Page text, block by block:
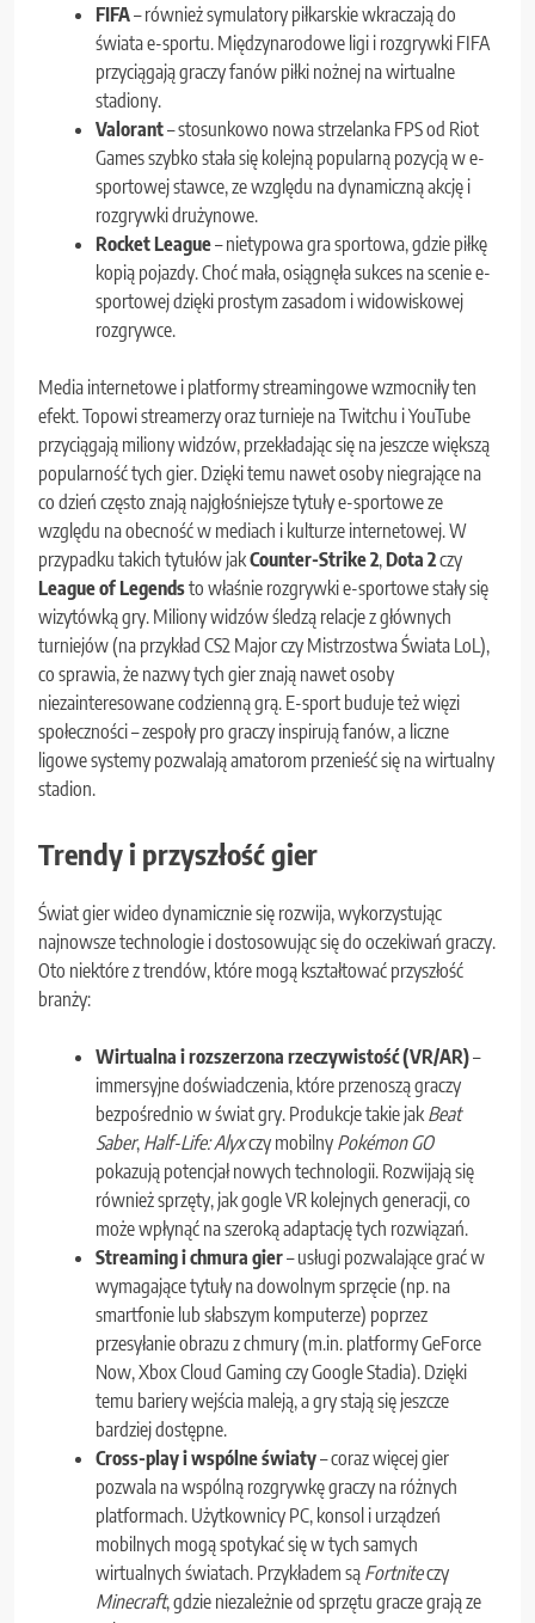
FIFA– również symulatory piłkarskie wkraczają do
świata e-sportu. Międzynarodowe ligi i rozgrywki FIFA
przyciągają graczy fanów piłki nożnej na wirtualne
stadiony.
Valorant– stosunkowo nowa strzelanka FPS od Riot
Games szybko stała się kolejną popularną pozycją w e-
sportowej stawce, ze względu na dynamiczną akcję i
rozgrywki drużynowe.
Rocket League– nietypowa gra sportowa, gdzie piłkę
kopią pojazdy. Choć mała, osiągnęła sukces na scenie e-
sportowej dzięki prostym zasadom i widowiskowej
rozgrywce.
Media internetowe i platformy streamingowe wzmocniły ten
efekt. Topowi streamerzy oraz turnieje na Twitchu i YouTube
przyciągają miliony widzów, przekładając się na jeszcze większą
popularność tych gier. Dzięki temu nawet osoby niegrające na
co dzień często znają najgłośniejsze tytuły e-sportowe ze
względu na obecność w mediach i kulturze internetowej. W
przypadku takich tytułów jakCounter-Strike 2,Dota 2czy
League of Legendsto właśnie rozgrywki e-sportowe stały się
wizytówką gry. Miliony widzów śledzą relacje z głównych
turniejów (na przykład CS2 Major czy Mistrzostwa Świata LoL),
co sprawia, że nazwy tych gier znają nawet osoby
niezainteresowane codzienną grą. E-sport buduje też więzi
społeczności – zespoły pro graczy inspirują fanów, a liczne
ligowe systemy pozwalają amatorom przenieść się na wirtualny
stadion.
Trendy i przyszłość gier
Świat gier wideo dynamicznie się rozwija, wykorzystując
najnowsze technologie i dostosowując się do oczekiwań graczy.
Oto niektóre z trendów, które mogą kształtować przyszłość
branży:
Wirtualna i rozszerzona rzeczywistość (VR/AR)–
immersyjne doświadczenia, które przenoszą graczy
bezpośrednio w świat gry. Produkcje takie jak Beat
Saber, Half-Life: Alyxczy mobilny Pokémon GO
pokazują potencjał nowych technologii. Rozwijają się
również sprzęty, jak gogle VR kolejnych generacji, co
może wpłynąć na szeroką adaptację tych rozwiązań.
Streaming i chmura gier– usługi pozwalające grać w
wymagające tytuły na dowolnym sprzęcie (np. na
smartfonie lub słabszym komputerze) poprzez
przesyłanie obrazu z chmury (m.in. platformy GeForce
Now, Xbox Cloud Gaming czy Google Stadia). Dzięki
temu bariery wejścia maleją, a gry stają się jeszcze
bardziej dostępne.
Cross-play i wspólne światy– coraz więcej gier
pozwala na wspólną rozgrywkę graczy na różnych
platformach. Użytkownicy PC, konsol i urządzeń
mobilnych mogą spotykać się w tych samych
wirtualnych światach. Przykładem są Fortniteczy
Minecraft, gdzie niezależnie od sprzętu gracze grają ze